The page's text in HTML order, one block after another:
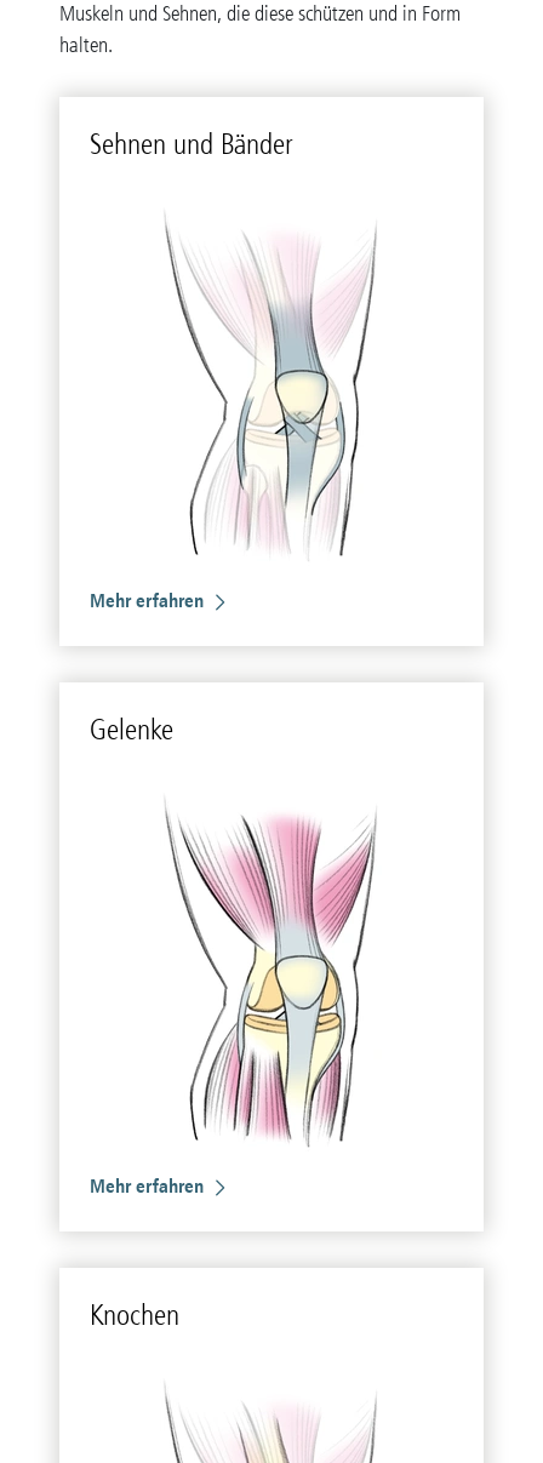
Muskeln und Sehnen, die diese schützen und in Form
halten.
Seh­nen und Bän­der
Mehr erfahren
Ge­len­ke
Mehr erfahren
Kno­chen